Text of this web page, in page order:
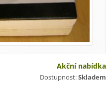
Akční nabídka
Dostupnost:Skladem